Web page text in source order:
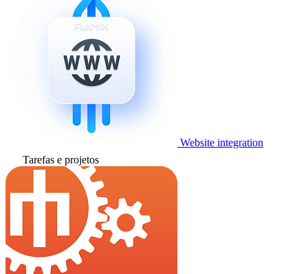
Website integration
Tarefas e projetos